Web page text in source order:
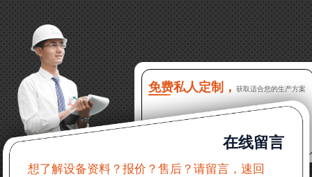
吗？
16分钟前 程先生：破碎生产线出个方案及报价，有什
么售后服务？
22分钟前 郑女士：想了解时产500吨锤破，加工石灰石
31分钟前 吴先生：成套石头破碎设备有吗？给个详细
产品资料
免费私人定制， 获取适合您的生产方案
在线留言
想了解设备资料？报价？售后？请留言，速回